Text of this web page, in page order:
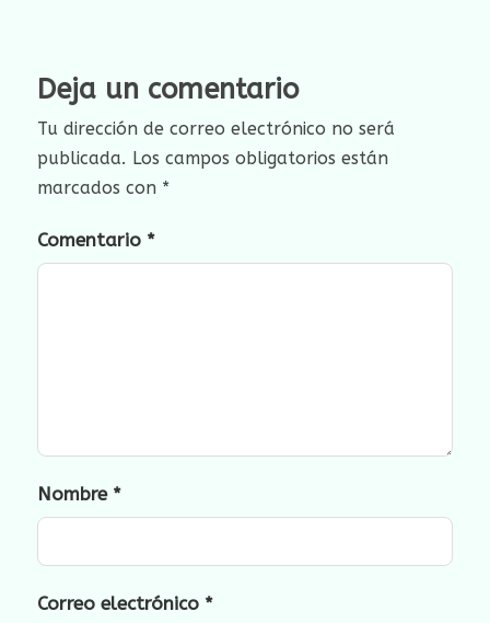
Deja un comentario
Tu dirección de correo electrónico no será
publicada. Los campos obligatorios están
marcados con *
Comentario *
Nombre *
Correo electrónico *